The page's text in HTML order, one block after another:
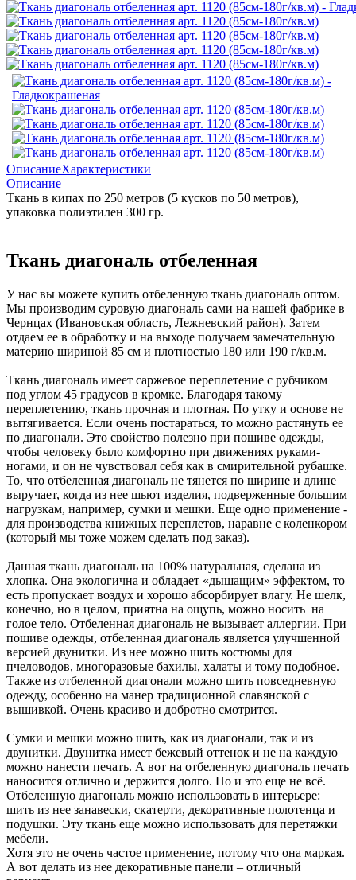
ОписаниеХарактеристики
Описание
Ткань в кипах по 250 метров (5 кусков по 50 метров),
упаковка полиэтилен 300 гр.
Ткань диагональ отбеленная
У нас вы можете купить отбеленную ткань диагональ оптом.
Мы производим суровую диагональ сами на нашей фабрике в
Чернцах (Ивановская область, Лежневский район). Затем
отдаем ее в обработку и на выходе получаем замечательную
материю шириной 85 см и плотностью 180 или 190 г/кв.м.
Ткань диагональ имеет саржевое переплетение с рубчиком
под углом 45 градусов в кромке. Благодаря такому
переплетению, ткань прочная и плотная. По утку и основе не
вытягивается. Если очень постараться, то можно растянуть ее
по диагонали. Это свойство полезно при пошиве одежды,
чтобы человеку было комфортно при движениях руками-
ногами, и он не чувствовал себя как в смирительной рубашке.
То, что отбеленная диагональ не тянется по ширине и длине
выручает, когда из нее шьют изделия, подверженные большим
нагрузкам, например, сумки и мешки. Еще одно применение -
для производства книжных переплетов, наравне с коленкором
(который мы тоже можем сделать под заказ).
Данная ткань диагональ на 100% натуральная, сделана из
хлопка. Она экологична и обладает «дышащим» эффектом, то
есть пропускает воздух и хорошо абсорбирует влагу. Не шелк,
конечно, но в целом, приятна на ощупь, можно носить на
голое тело. Отбеленная диагональ не вызывает аллергии. При
пошиве одежды, отбеленная диагональ является улучшенной
версией двунитки. Из нее можно шить костюмы для
пчеловодов, многоразовые бахилы, халаты и тому подобное.
Также из отбеленной диагонали можно шить повседневную
одежду, особенно на манер традиционной славянской с
вышивкой. Очень красиво и добротно смотрится.
Сумки и мешки можно шить, как из диагонали, так и из
двунитки. Двунитка имеет бежевый оттенок и не на каждую
можно нанести печать. А вот на отбеленную диагональ печать
наносится отлично и держится долго. Но и это еще не всё.
Отбеленную диагональ можно использовать в интерьере:
шить из нее занавески, скатерти, декоративные полотенца и
подушки. Эту ткань еще можно использовать для перетяжки
мебели.
Хотя это не очень частое применение, потому что она маркая.
А вот делать из нее декоративные панели – отличный